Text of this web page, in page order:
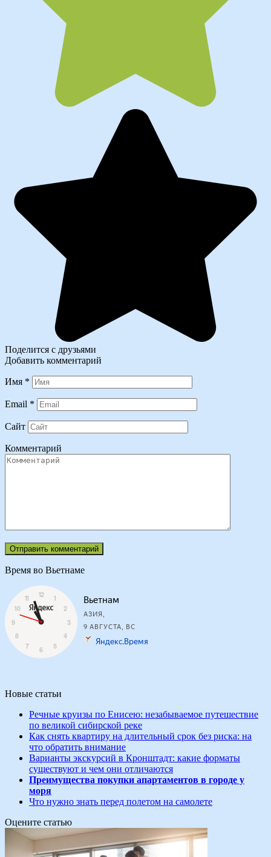
Поделится с друзьями
Добавить комментарий
Имя *
Email *
Сайт
Комментарий
Время во Вьетнаме
Новые статьи
Речные круизы по Енисею: незабываемое путешествие
по великой сибирской реке
Как снять квартиру на длительный срок без риска: на
что обратить внимание
Варианты экскурсий в Кронштадт: какие форматы
существуют и чем они отличаются
Преимущества покупки апартаментов в городе у
моря
Что нужно знать перед полетом на самолете
Оцените статью